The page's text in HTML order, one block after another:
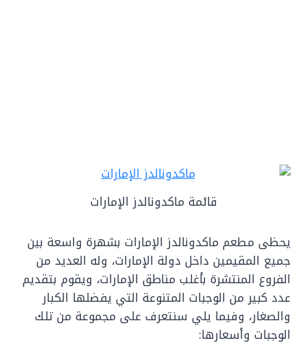
قائمة ماكدونالدز الإمارات
يحظى مطعم ماكدونالدز الإمارات بشهرة واسعة بين
جميع المقيمين داخل دولة الإمارات، وله العديد من
الفروع المنتشرة بأغلب مناطق الإمارات، ويقوم بتقديم
عدد كبير من الوجبات المتنوعة التي يفضلها الكبار
والصغار، وفيما يلي سنتعرف على مجموعة من تلك
الوجبات وأسعارها: